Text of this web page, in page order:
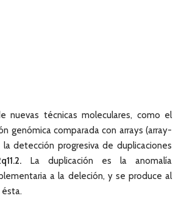
nuevas técnicas moleculares, como el
genómica comparada con arrays (array-
detección progresiva de duplicaciones
La duplicación es la anomalía
a la deleción, y se produce al